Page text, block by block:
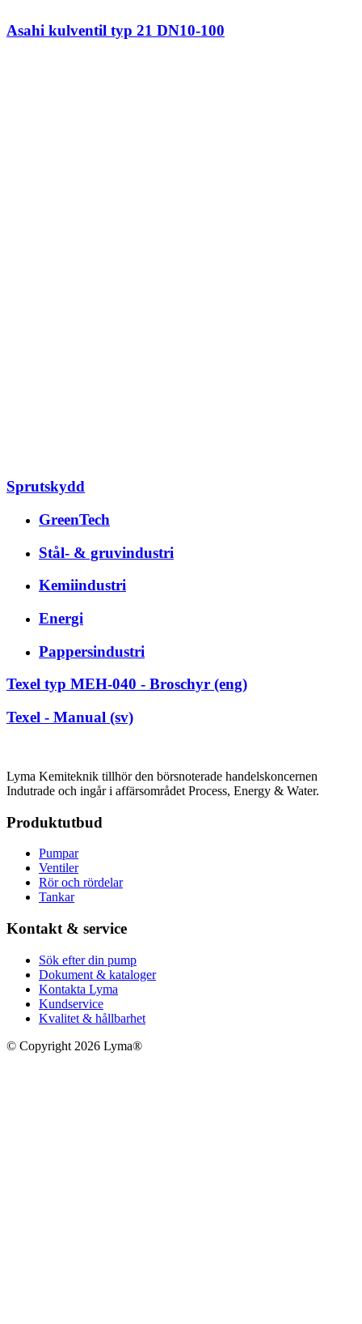
Asahi kulventil typ 21 DN10-100
Sprutskydd
GreenTech
Stål- & gruvindustri
Kemiindustri
Energi
Pappersindustri
Texel typ MEH-040 - Broschyr (eng)
Texel - Manual (sv)
Lyma Kemiteknik tillhör den börsnoterade handelskoncernen
Indutrade och ingår i affärsområdet Process, Energy & Water.
Produktutbud
Pumpar
Ventiler
Rör och rördelar
Tankar
Kontakt & service
Sök efter din pump
Dokument & kataloger
Kontakta Lyma
Kundservice
Kvalitet & hållbarhet
© Copyright 2026 Lyma®